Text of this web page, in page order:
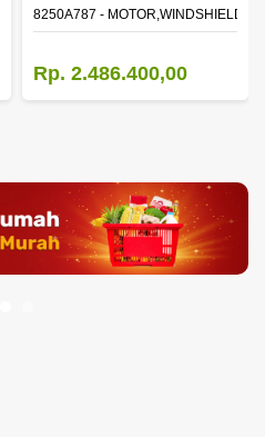
WINDOW,RH
8250A787 - MOTOR,WINDSHIELD
Rp. 2.486.400,00